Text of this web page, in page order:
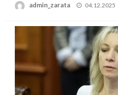
admin_zarata
Posted
04.12.2025